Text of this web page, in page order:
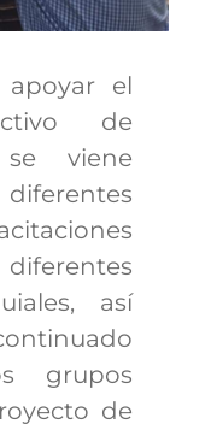
el
de
se viene
así
grupos
de